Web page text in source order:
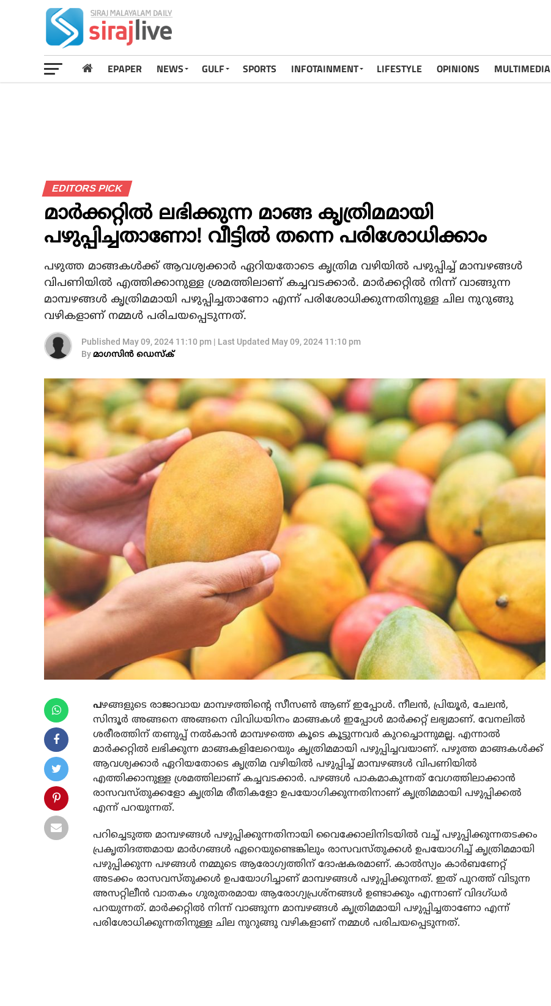
EPAPER NEWS GULF SPORTS INFOTAINMENT LIFESTYLE OPINIONS MULTIMEDIA
EDITORS PICK
മാർക്കറ്റിൽ ലഭിക്കുന്ന മാങ്ങ കൃത്രിമമായി
പഴുപ്പിച്ചതാണോ! വീട്ടിൽ തന്നെ പരിശോധിക്കാം
പഴുത്ത മാങ്ങകൾക്ക് ആവശ്യക്കാർ ഏറിയതോടെ കൃത്രിമ വഴിയിൽ പഴുപ്പിച്ച് മാമ്പഴങ്ങൾ
വിപണിയിൽ എത്തിക്കാനുള്ള ശ്രമത്തിലാണ് കച്ചവടക്കാർ. മാർക്കറ്റിൽ നിന്ന് വാങ്ങുന്ന
മാമ്പഴങ്ങൾ കൃത്രിമമായി പഴുപ്പിച്ചതാണോ എന്ന് പരിശോധിക്കുന്നതിനുള്ള ചില നുറുങ്ങു
വഴികളാണ് നമ്മൾ പരിചയപ്പെടുന്നത്.
Published May 09, 2024 11:10 pm | Last Updated May 09, 2024 11:10 pm
Byമാഗസിൻ ഡെസ്ക്
പഴങ്ങളുടെ രാജാവായ മാമ്പഴത്തിന്റെ സീസൺ ആണ് ഇപ്പോൾ. നീലൻ, പ്രിയൂർ, ചേലൻ,
സിന്ദൂർ അങ്ങനെ അങ്ങനെ വിവിധയിനം മാങ്ങകൾ ഇപ്പോൾ മാർക്കറ്റ് ലഭ്യമാണ്. വേനലിൽ
ശരീരത്തിന് തണുപ്പ് നൽകാൻ മാമ്പഴത്തെ കൂടെ കൂട്ടുന്നവർ കുറച്ചൊന്നുമല്ല. എന്നാൽ
മാർക്കറ്റിൽ ലഭിക്കുന്ന മാങ്ങകളിലേറെയും കൃത്രിമമായി പഴുപ്പിച്ചവയാണ്. പഴുത്ത മാങ്ങകൾക്ക്
ആവശ്യക്കാർ ഏറിയതോടെ കൃത്രിമ വഴിയിൽ പഴുപ്പിച്ച് മാമ്പഴങ്ങൾ വിപണിയിൽ
എത്തിക്കാനുള്ള ശ്രമത്തിലാണ് കച്ചവടക്കാർ. പഴങ്ങൾ പാകമാകുന്നത് വേഗത്തിലാക്കാൻ
രാസവസ്തുക്കളോ കൃത്രിമ രീതികളോ ഉപയോഗിക്കുന്നതിനാണ് കൃത്രിമമായി പഴുപ്പിക്കൽ
എന്ന് പറയുന്നത്.
പറിച്ചെടുത്ത മാമ്പഴങ്ങൾ പഴുപ്പിക്കുന്നതിനായി വൈക്കോലിനിടയിൽ വച്ച് പഴുപ്പിക്കുന്നതടക്കം
പ്രകൃതിദത്തമായ മാർഗങ്ങൾ ഏറെയുണ്ടെങ്കിലും രാസവസ്തുക്കൾ ഉപയോഗിച്ച് കൃത്രിമമായി
പഴുപ്പിക്കുന്ന പഴങ്ങൾ നമ്മുടെ ആരോഗ്യത്തിന് ദോഷകരമാണ്. കാൽസ്യം കാർബണേറ്റ്
അടക്കം രാസവസ്തുക്കൾ ഉപയോഗിച്ചാണ് മാമ്പഴങ്ങൾ പഴുപ്പിക്കുന്നത്. ഇത് പുറത്ത് വിടുന്ന
അസറ്റിലീൻ വാതകം ഗുരുതരമായ ആരോഗ്യപ്രശ്നങ്ങൾ ഉണ്ടാക്കും എന്നാണ് വിദഗ്ധർ
പറയുന്നത്. മാർക്കറ്റിൽ നിന്ന് വാങ്ങുന്ന മാമ്പഴങ്ങൾ കൃത്രിമമായി പഴുപ്പിച്ചതാണോ എന്ന്
പരിശോധിക്കുന്നതിനുള്ള ചില നുറുങ്ങു വഴികളാണ് നമ്മൾ പരിചയപ്പെടുന്നത്.